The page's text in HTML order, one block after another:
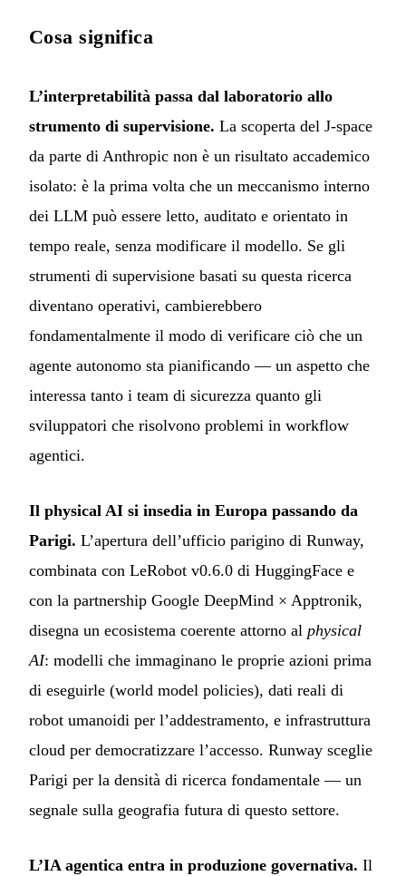
Cosa significa
L’interpretabilità passa dal laboratorio allo
strumento di supervisione. La scoperta del J-space
da parte di Anthropic non è un risultato accademico
isolato: è la prima volta che un meccanismo interno
dei LLM può essere letto, auditato e orientato in
tempo reale, senza modificare il modello. Se gli
strumenti di supervisione basati su questa ricerca
diventano operativi, cambierebbero
fondamentalmente il modo di verificare ciò che un
agente autonomo sta pianificando — un aspetto che
interessa tanto i team di sicurezza quanto gli
sviluppatori che risolvono problemi in workflow
agentici.
Il physical AI si insedia in Europa passando da
Parigi. L’apertura dell’ufficio parigino di Runway,
combinata con LeRobot v0.6.0 di HuggingFace e
con la partnership Google DeepMind × Apptronik,
disegna un ecosistema coerente attorno al physical
AI: modelli che immaginano le proprie azioni prima
di eseguirle (world model policies), dati reali di
robot umanoidi per l’addestramento, e infrastruttura
cloud per democratizzare l’accesso. Runway sceglie
Parigi per la densità di ricerca fondamentale — un
segnale sulla geografia futura di questo settore.
L’IA agentica entra in produzione governativa. Il